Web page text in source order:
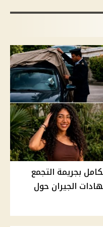
بجريمة التجمع
الجيران حول